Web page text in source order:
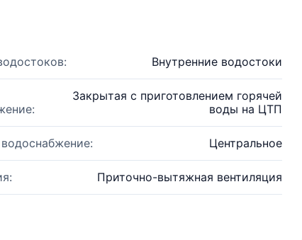
Внутренние водостоки
Закрытая с приготовлением горячей
воды на ЦТП
Центральное
Приточно-вытяжная вентиляция